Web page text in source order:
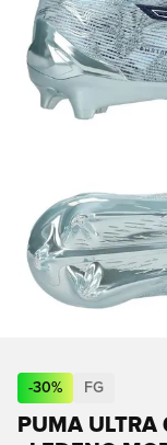
-30% FG
PUMA ULTRA